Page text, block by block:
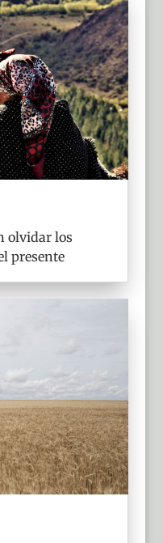
olvidar los
presente